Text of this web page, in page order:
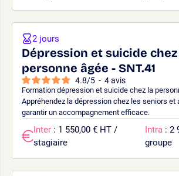
Dépression et suicide chez
personne âgée - SNT.41
4.8/5 - 4avis
Formation dépression et suicide chez la
Appréhendez la dépression chez les seniors et
garantir un accompagnement efficace.
2 jours
Inter : 1 550,00 € HT /
stagiaire
Intra : 2
groupe